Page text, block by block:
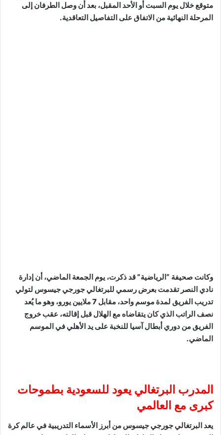
متوقع خلال يوم السبت أو الأحد المقبل، بعد أن وصل الطرفان إلى
المرحلة النهائية من الاتفاق على التفاصيل التعاقدية.
وكانت صحيفة “الرياضية” قد ذكرت، يوم الجمعة الماضي، أن إدارة
نادي النصر تقدمت بعرض رسمي للبرتغالي جورجي جيسوس لتولي
تدريب الفريق لمدة موسم واحد، مقابل 7 ملايين يورو، وهو ما يُعد
نصف الراتب الذي كان يتقاضاه مع الهلال قبل إقالته، عقب خروج
الفريق من دوري أبطال آسيا للنخبة على يد الأهلي في الموسم
الماضي.
المدرب البرتغالي يعود للسعودية بطموحات
كبرى مع العالمي
يعد البرتغالي جورجي جيسوس من أبرز الأسماء التدريبية في عالم كرة